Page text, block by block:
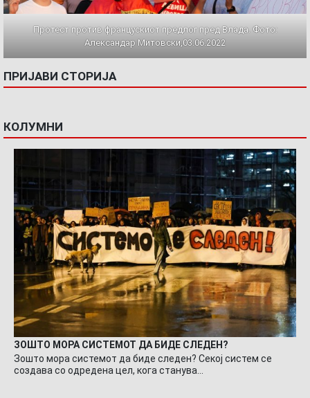
Протест против францускиот предлог пред Влада. Фото:
Александар Митовски,03.06.2022
ПРИЈАВИ СТОРИЈА
КОЛУМНИ
ЗОШТО МОРА СИСТЕМОТ ДА БИДЕ СЛЕДЕН?
Зошто мора системот да биде следен? Секој систем се
создава со одредена цел, кога станува…